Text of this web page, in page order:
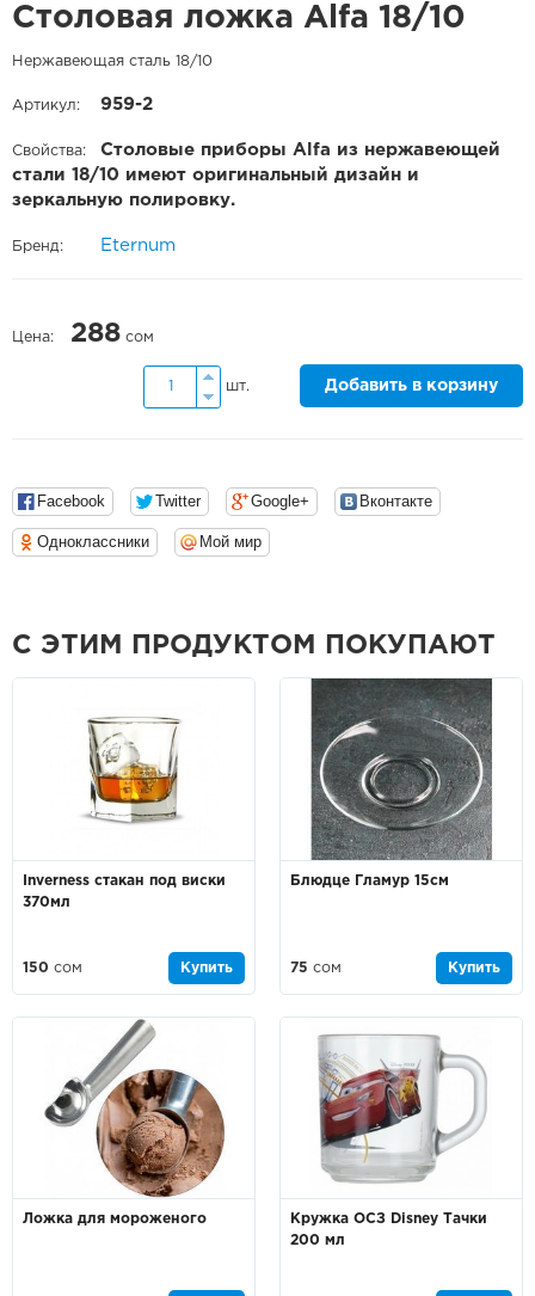
Столовая ложка Alfa 18/10
Нержавеющая сталь 18/10
Артикул: 959-2
Свойства:
Столовые приборы Alfa из нержавеющей
стали 18/10 имеют оригинальный дизайн и
зеркальную полировку.
Бренд: Eternum
Цена: 288 сом
шт. Добавить в корзину
Facebook Twitter Google+ Вконтакте
Одноклассники Мой мир
С ЭТИМ ПРОДУКТОМ ПОКУПАЮТ
Inverness стакан под виски
370мл
150 сом Купить
Блюдце Гламур 15см
75 сом Купить
Ложка для мороженого
Кружка ОСЗ Disney Тачки
200 мл